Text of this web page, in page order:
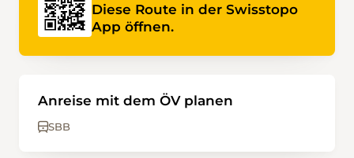
Diese Route in der Swisstopo
App öffnen.
Anreise mit dem ÖV planen
SBB